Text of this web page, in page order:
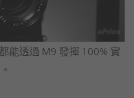
能透過 M9 發揮 100% 實